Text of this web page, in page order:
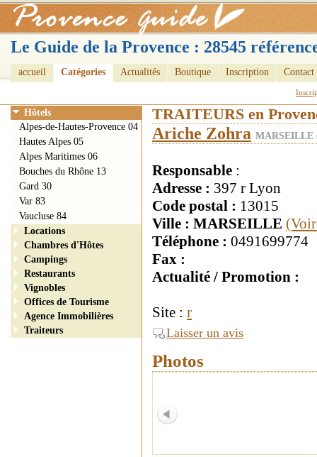
Le Guide de la Provence : 28545
accueil Catégories Actualités Boutique Inscription Contact
TRAITEURS en
Ariche Zohra MARSEILLE
Responsable :
Adresse : 397 r Lyon
Code postal : 13015
Ville : MARSEILLE
Téléphone : 0491699774
Fax :
Actualité / Promotion :
Site : r
Laisser un avis
Photos
Hôtels
Alpes-de-Hautes-Provence 04
Hautes Alpes 05
Alpes Maritimes 06
Bouches du Rhône 13
Gard 30
Var 83
Vaucluse 84
Locations
Chambres d'Hôtes
Campings
Restaurants
Vignobles
Offices de Tourisme
Agence Immobilières
Traiteurs